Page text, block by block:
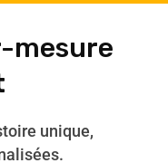
mesure
unique,